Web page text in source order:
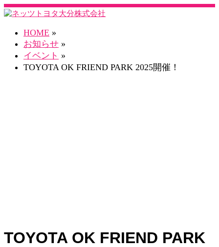
HOME »
お知らせ »
イベント »
TOYOTA OK FRIEND PARK 2025開催！
TOYOTA OK FRIEND PARK